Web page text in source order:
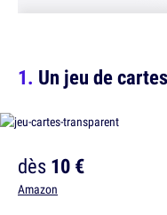
Un jeu de
dès10 €
Amazon